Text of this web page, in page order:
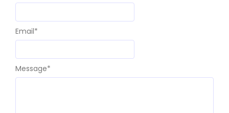
Message*
Email*